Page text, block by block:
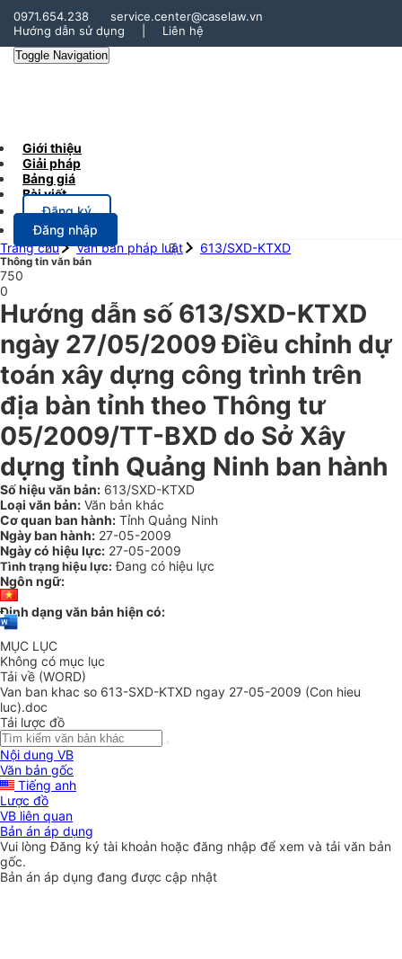
0971.654.238
service.center@caselaw.vn
Hướng dẫn sử dụng
Liên hệ
Toggle Navigation
Giới thiệu
Giải pháp
Bảng giá
Bài viết
Đăng ký
Đăng nhập
Trang chủ
Văn bản pháp luật 613/SXD-KTXD
Thông tin văn bản
750
0
Hướng dẫn số 613/SXD-KTXD
ngày 27/05/2009 Điều chỉnh dự
toán xây dựng công trình trên
địa bàn tỉnh theo Thông tư
05/2009/TT-BXD do Sở Xây
dựng tỉnh Quảng Ninh ban hành
Số hiệu văn bản: 613/SXD-KTXD
Loại văn bản: Văn bản khác
Cơ quan ban hành: Tỉnh Quảng Ninh
Ngày ban hành: 27-05-2009
Ngày có hiệu lực: 27-05-2009
Tình trạng hiệu lực: Đang có hiệu lực
Ngôn ngữ:
Định dạng văn bản hiện có:
MỤC LỤC
Không có mục lục
Tải về (WORD)
Van ban khac so 613-SXD-KTXD ngay 27-05-2009 (Con hieu
luc).doc
Tải lược đồ
Nội dung VB
Văn bản gốc
Tiếng anh
Lược đồ
VB liên quan
Bản án áp dụng
Vui lòngĐăng ký tài khoản hoặc đăng nhập để xem và tải văn bản
gốc.
Bản án áp dụng đang được cập nhật